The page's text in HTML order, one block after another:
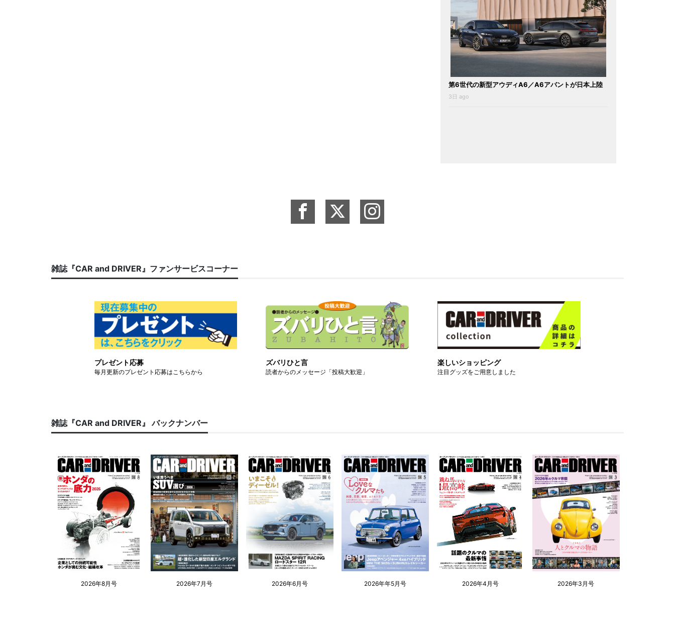
第6世代の新型アウディA6／A6アバントが日本上陸
3日 ago
雑誌『CAR and DRIVER』ファンサービスコーナー
プレゼント応募
毎月更新のプレゼント応募はこちらから
ズバリひと言
読者からのメッセージ「投稿大歓迎」
楽しいショッピング
注目グッズをご用意しました
雑誌『CAR and DRIVER』 バックナンバー
2026年8月号 2026年7月号 2026年6月号 2026年年5月号 2026年4月号 2026年3月号